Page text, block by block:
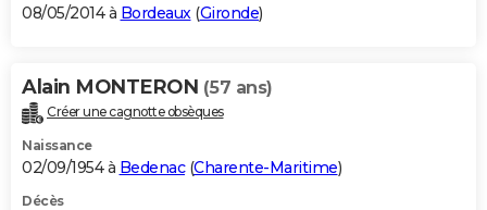
08/05/2014 à Bordeaux(Gironde)
Alain MONTERON (57 ans)
Créer une cagnotte obsèques
Naissance
02/09/1954 à Bedenac(Charente-Maritime)
Décès